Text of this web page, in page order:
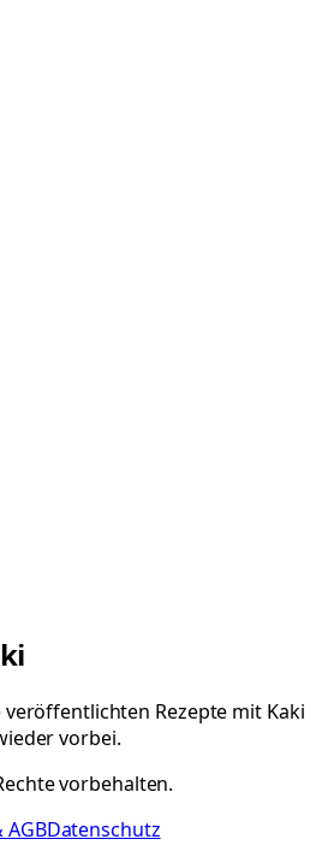
Rezepte mit Kaki
vorbei.
vorbehalten.
Datenschutz